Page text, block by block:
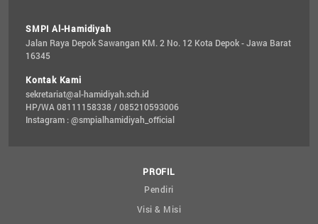
SMPI Al-Hamidiyah
Jalan Raya Depok Sawangan KM. 2 No. 12 Kota Depok - Jawa Barat
16345
Kontak Kami
sekretariat@al-hamidiyah.sch.id
HP/WA 08111158338 / 085210593006
Instagram : @smpialhamidiyah_official
PROFIL
Pendiri
Visi & Misi